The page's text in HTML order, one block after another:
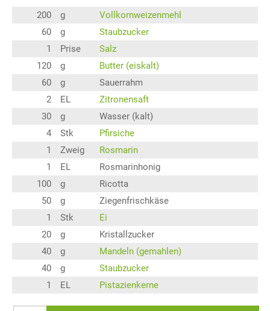
200 g
Vollkornweizenmehl
60
g
Staubzucker
1
Prise
Salz
120
g
Butter (eiskalt)
60
g
Sauerrahm
2
EL
Zitronensaft
30
g
Wasser (kalt)
4
Stk
Pfirsiche
1
Zweig
Rosmarin
1
EL
Rosmarinhonig
100
g
Ricotta
50
g
Ziegenfrischkäse
1
Stk
Ei
20
g
Kristallzucker
40
g
Mandeln (gemahlen)
40
g
Staubzucker
1
EL Pistazienkerne